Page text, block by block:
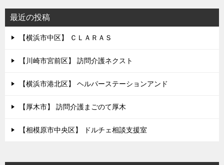
シ
ョ
最近の投稿
【横浜市中区】 ＣＬＡＲＡＳ
【川崎市宮前区】 訪問介護ネクスト
【横浜市港北区】 ヘルパーステーションアンド
【厚木市】 訪問介護まごのて厚木
【相模原市中央区】 ドルチェ相談支援室